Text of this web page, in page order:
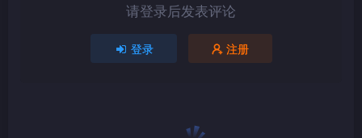
1080P
请登录后发表评论
登录 注册